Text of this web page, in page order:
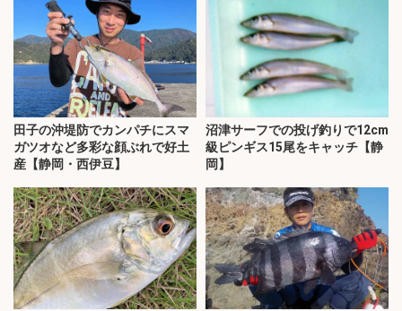
田子の沖堤防でカンパチにスマ
ガツオなど多彩な顔ぶれで好土
産【静岡・西伊豆】
沼津サーフでの投げ釣りで12cm
級ピンギス15尾をキャッチ【静
岡】